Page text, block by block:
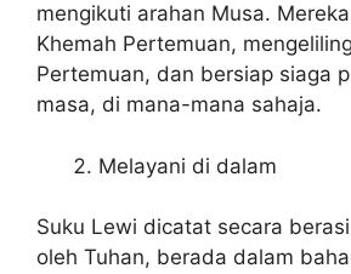
mengikuti arahan Musa.
Khemah Pertemuan,
Pertemuan, dan bersiap siaga
masa, di mana-mana sahaja.
Melayani di dalam
Suku Lewi dicatat secara
oleh Tuhan, berada dalam